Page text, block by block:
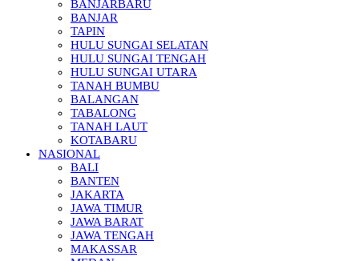
BANJARBARU
BANJAR
TAPIN
HULU SUNGAI SELATAN
HULU SUNGAI TENGAH
HULU SUNGAI UTARA
TANAH BUMBU
BALANGAN
TABALONG
TANAH LAUT
KOTABARU
NASIONAL
BALI
BANTEN
JAKARTA
JAWA TIMUR
JAWA BARAT
JAWA TENGAH
MAKASSAR